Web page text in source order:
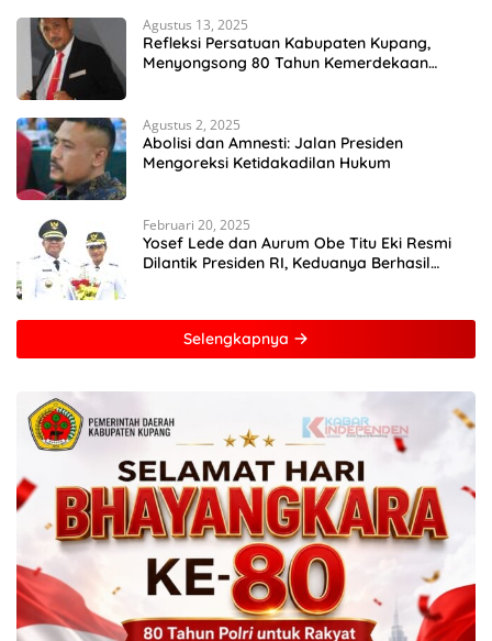
Agustus 13, 2025
Refleksi Persatuan Kabupaten Kupang,
Menyongsong 80 Tahun Kemerdekaan
Agustus 2, 2025
Abolisi dan Amnesti: Jalan Presiden
Mengoreksi Ketidakadilan Hukum
Februari 20, 2025
Yosef Lede dan Aurum Obe Titu Eki Resmi
Dilantik Presiden RI, Keduanya Berhasil
Selengkapnya